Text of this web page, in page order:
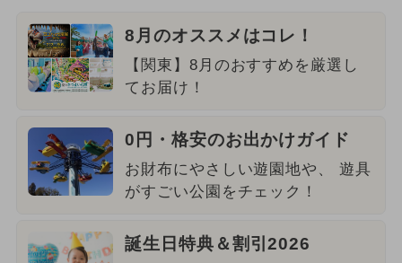
8月のオススメはコレ！
【関東】8月のおすすめを厳選し
てお届け！
0円・格安のお出かけガイド
お財布にやさしい遊園地や、 遊具
がすごい公園をチェック！
誕生日特典＆割引2026